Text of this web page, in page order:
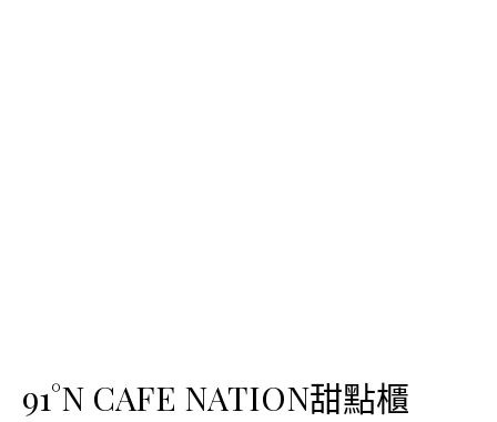
91°N CAFE NATION甜點櫃